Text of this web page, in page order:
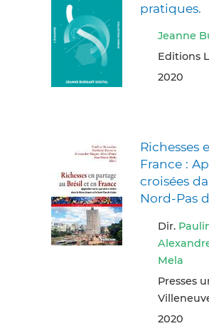
pratiques.
Jeanne
Editions
2020
Richesses
France :
croisées
Nord-Pas
Dir.
Mela
Presses
2020